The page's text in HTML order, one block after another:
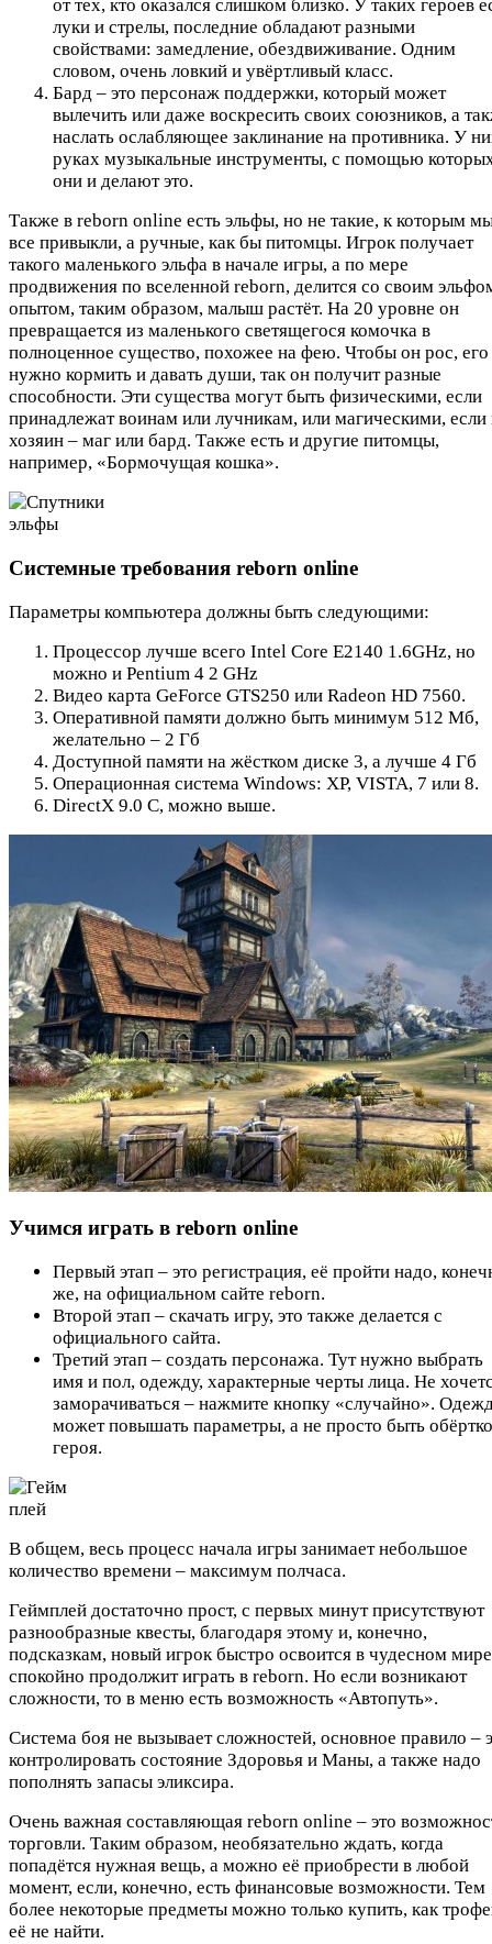
от тех, кто оказался слишком близко. У таких героев
луки и стрелы, последние обладают разными
свойствами: замедление, обездвиживание. Одним
словом, очень ловкий и увёртливый класс.
Бард – это персонаж поддержки, который может
вылечить или даже воскресить своих союзников, а
наслать ослабляющее заклинание на противника. У
руках музыкальные инструменты, с помощью
они и делают это.
Также в reborn online есть эльфы, но не такие, к которым
все привыкли, а ручные, как бы питомцы. Игрок получает
такого маленького эльфа в начале игры, а по мере
продвижения по вселенной reborn, делится со своим
опытом, таким образом, малыш растёт. На 20 уровне он
превращается из маленького светящегося комочка в
полноценное существо, похожее на фею. Чтобы он рос, его
нужно кормить и давать души, так он получит разные
способности. Эти существа могут быть физическими, если
принадлежат воинам или лучникам, или магическими, если
хозяин – маг или бард. Также есть и другие питомцы,
например, «Бормочущая кошка».
Системные требования reborn online
Параметры компьютера должны быть следующими:
Процессор лучше всего Intel Core E2140 1.6GHz, но
можно и Pentium 4 2 GHz
Видео карта GeForce GTS250 или Radeon HD 7560.
Оперативной памяти должно быть минимум 512 Мб,
желательно – 2 Гб
Доступной памяти на жёстком диске 3, а лучше 4 Гб
Операционная система Windows: XP, VISTA, 7 или 8.
DirectX 9.0 C, можно выше.
Учимся играть в reborn online
Первый этап – это регистрация, её пройти надо,
же, на официальном сайте reborn.
Второй этап – скачать игру, это также делается с
официального сайта.
Третий этап – создать персонажа. Тут нужно выбрать
имя и пол, одежду, характерные черты лица. Не
заморачиваться – нажмите кнопку «случайно».
может повышать параметры, а не просто быть
героя.
В общем, весь процесс начала игры занимает небольшое
количество времени – максимум полчаса.
Геймплей достаточно прост, с первых минут присутствуют
разнообразные квесты, благодаря этому и, конечно,
подсказкам, новый игрок быстро освоится в чудесном
спокойно продолжит играть в reborn. Но если возникают
сложности, то в меню есть возможность «Автопуть».
Система боя не вызывает сложностей, основное правило –
контролировать состояние Здоровья и Маны, а также надо
пополнять запасы эликсира.
Очень важная составляющая reborn online – это
торговли. Таким образом, необязательно ждать, когда
попадётся нужная вещь, а можно её приобрести в любой
момент, если, конечно, есть финансовые возможности. Тем
более некоторые предметы можно только купить, как
её не найти.